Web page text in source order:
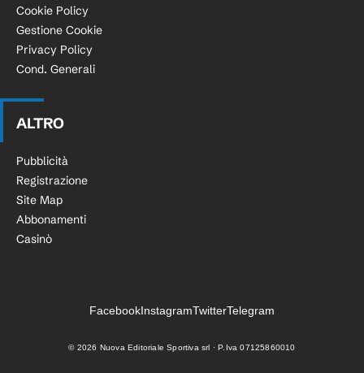
Cookie Policy
Gestione Cookie
Privacy Policy
Cond. Generali
ALTRO
Pubblicità
Registrazione
Site Map
Abbonamenti
Casinò
FacebookInstagramTwitterTelegram
© 2026 Nuova Editoriale Sportiva srl · P.Iva 07125860010